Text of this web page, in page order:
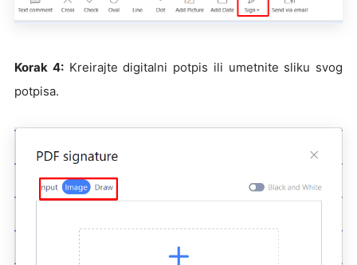
Korak 4:Kreirajte digitalni potpis ili umetnite sliku svog
potpisa.